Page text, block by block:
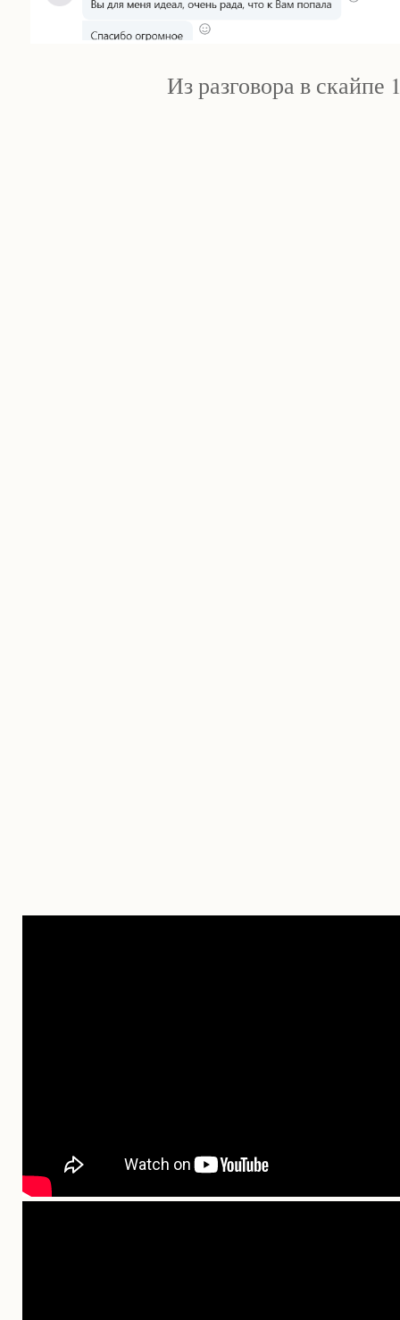
Из разговора в скайпе